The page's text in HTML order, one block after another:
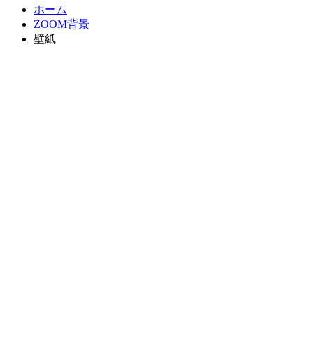
ホーム
ZOOM背景
壁紙